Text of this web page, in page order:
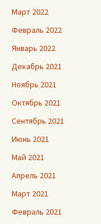
Март 2022
Февраль 2022
Январь 2022
Декабрь 2021
Ноябрь 2021
Октябрь 2021
Сентябрь 2021
Июнь 2021
Май 2021
Апрель 2021
Март 2021
Февраль 2021